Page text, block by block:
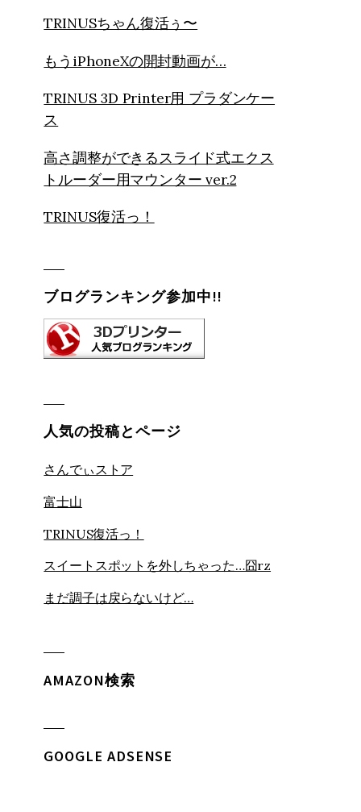
TRINUSちゃん復活ぅ〜
もうiPhoneXの開封動画が…
TRINUS 3D Printer用 プラダンケー
ス
高さ調整ができるスライド式エクス
トルーダー用マウンター ver.2
TRINUS復活っ！
ブログランキング参加中!!
人気の投稿とページ
さんでぃストア
富士山
TRINUS復活っ！
スイートスポットを外しちゃった…囧rz
まだ調子は戻らないけど…
AMAZON検索
GOOGLE ADSENSE